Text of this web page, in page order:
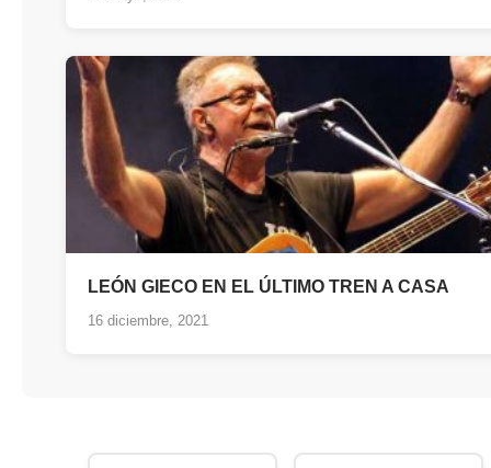
LEÓN GIECO EN EL ÚLTIMO TREN A CASA
16 diciembre, 2021